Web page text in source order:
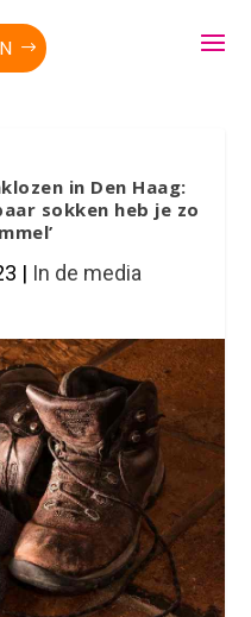
in Den Haag:
sokken heb je zo
| In de media